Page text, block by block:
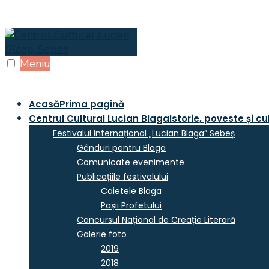
Skip
content
Meniu
AcasăPrima pagină
Centrul Cultural Lucian BlagaIstorie, poveste și
Festivalul Internațional „Lucian Blaga” Sebeș
Gânduri pentru Blaga
Comunicate evenimente
Publicațiile festivalului
Caietele Blaga
Pașii Profetului
Concursul Național de Creație Literară
Galerie foto
2019
2018